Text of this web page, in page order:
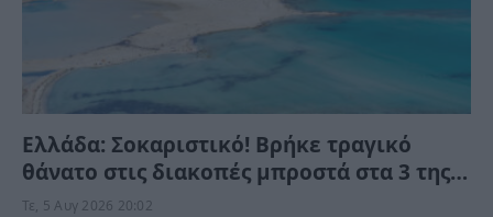
Ελλάδα: Σοκαριστικό! Βρήκε τραγικό
θάνατο στις διακοπές μπροστά στα 3 της
παιδιά
Τε, 5 Αυγ 2026 20:02